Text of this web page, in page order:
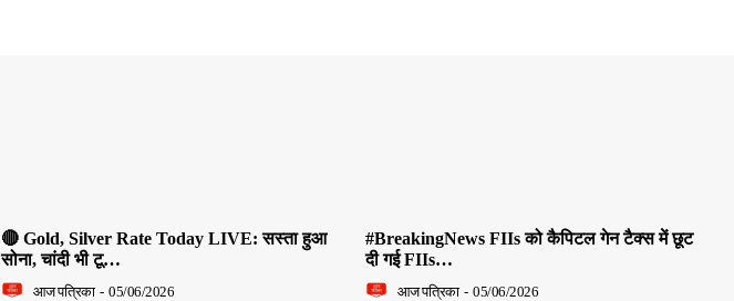
🔴 Gold, Silver Rate Today LIVE: सस्ता हुआ
सोना, चांदी भी टू…
आज पत्रिका - 05/06/2026
#BreakingNews FIIs को कैपिटल गेन टैक्स में छूट
दी गई FIIs…
आज पत्रिका - 05/06/2026